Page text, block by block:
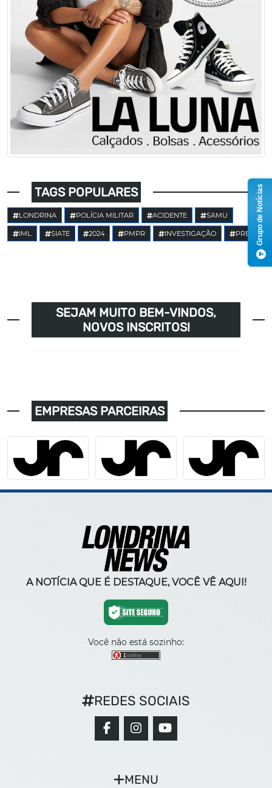
TAGS POPULARES
LONDRINA POLÍCIA MILITAR ACIDENTE SAMU
IML SIATE 2024 PMPR INVESTIGAÇÃO PRE
SEJAM MUITO BEM-VINDOS,
NOVOS INSCRITOS!
EMPRESAS PARCEIRAS
A NOTÍCIA QUE É DESTAQUE, VOCÊ VÊ AQUI!
Você não está sozinho:
MENU
REDES SOCIAIS
Grupo de Notícias